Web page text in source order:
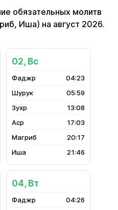
обязательных молитв
Иша) на август 2026.
02, Вс
04:23
05:59
13:08
17:03
20:17
21:46
04, Вт
04:26